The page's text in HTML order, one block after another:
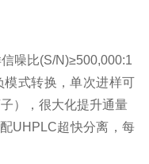
噪比(S/N)≥500,000:1
模式转换，单次进样可
），很大化提升通量
UHPLC超快分离，每